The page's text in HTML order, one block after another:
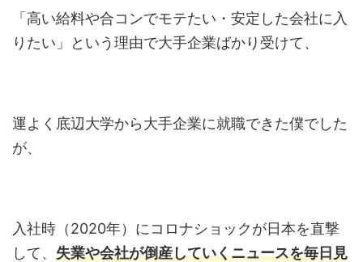
「高い給料や合コンでモテたい・安定した会社に入
りたい」という理由で大手企業ばかり受けて、
運よく底辺大学から大手企業に就職できた僕でした
が、
入社時（2020年）にコロナショックが日本を直撃
して、 失業や会社が倒産していくニュースを毎日見